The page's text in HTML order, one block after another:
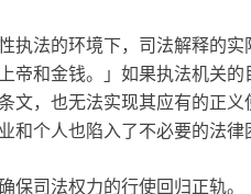
执法的环境下，司法解释的
帝和金钱。」如果执法机关
文，也无法实现其应有的正
和个人也陷入了不必要的法律
保司法权力的行使回归正轨